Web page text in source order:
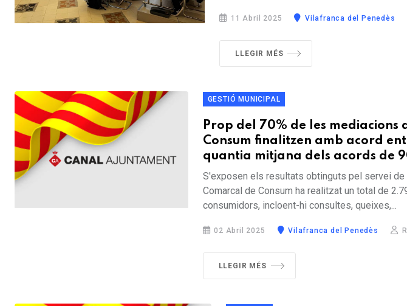
11 Abril 2025 Vilafranca del Penedès
LLEGIR MÉS
GESTIÓ MUNICIPAL
Prop del 70% de les mediacions
Consum finalitzen amb acord
quantia mitjana dels acords de
S'exposen els resultats obtinguts pel servei de
Comarcal de Consum ha realitzat un total de
consumidors, incloent-hi consultes, queixes,...
02 Abril 2025 Vilafranca del Penedès
LLEGIR MÉS